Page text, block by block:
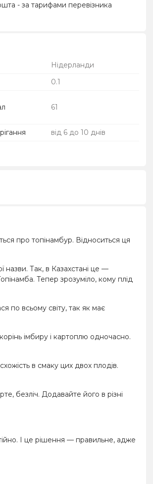
- за тарифами перевізника
Нідерланди
0.1
61
від 6 до 10 днів
про топінамбур. Відноситься ця
назви. Так, в Казахстані це —
Тепер зрозуміло, кому плід
по всьому світу, так як має
імбиру і картоплю одночасно.
в смаку цих двох плодів.
безліч. Додавайте його в різні
І це рішення — правильне, адже